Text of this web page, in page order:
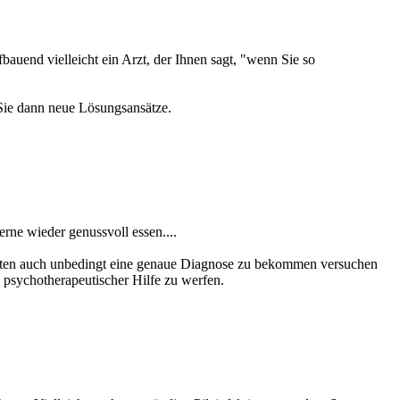
vielleicht ein Arzt, der Ihnen sagt, "wenn Sie so
dann neue Lösungsansätze.
wieder genussvoll essen....
auch unbedingt eine genaue Diagnose zu bekommen versuchen
Hilfe zu werfen.